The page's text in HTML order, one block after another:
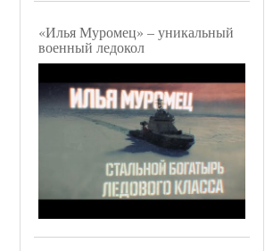
«Илья Муромец» – уникальный
военный ледокол